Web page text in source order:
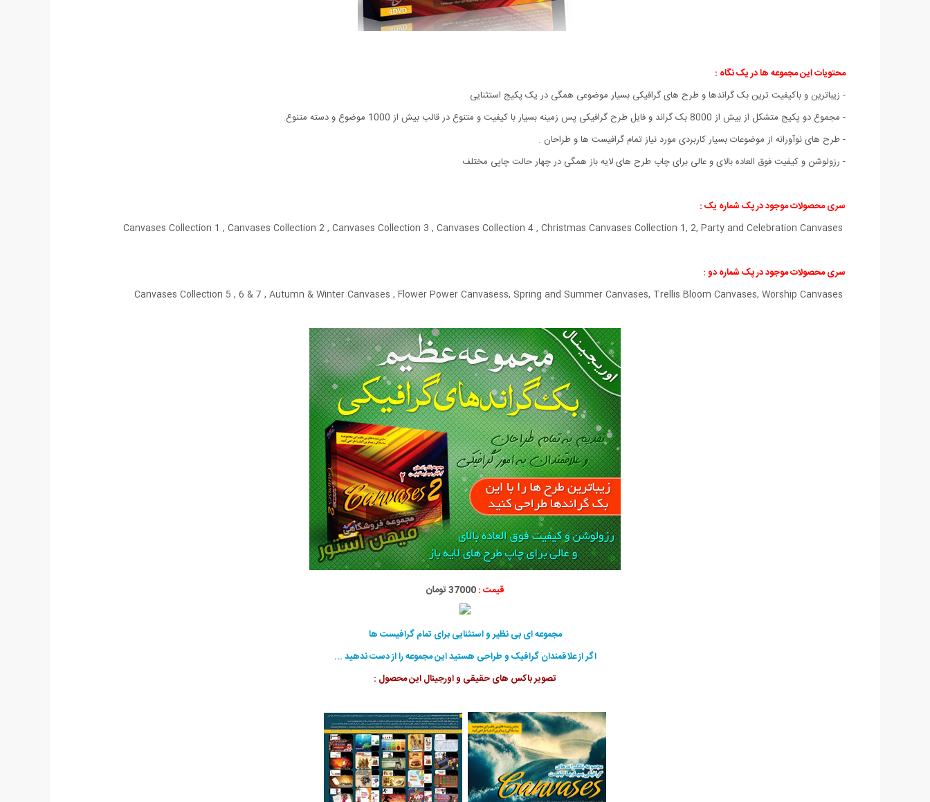
محتویات این مجموعه ها در یک نگاه :
- زیباترین و باکیفیت ترین بک گراندها و طرح های گرافیکی بسیار موضوعی همگی در یک پکیج استثنایی
- مجموع دو پکیج متشکل از بیش از 8000 بک گراند و فایل طرح گرافیکی پس زمینه بسیار با کیفیت و متنوع در قالب بیش از 1000 موضوع و دسته متنوع.
- طرح های نوآورانه از موضوعات بسیار کاربردی مورد نیاز تمام گرافیست ها و طراحان .
- رزولوشن و کیفیت فوق العاده بالای و عالی برای چاپ طرح های لایه باز همگی در چهار حالت چاپی مختلف
سری محصولات موجود در پک شماره یک :
سری محصولات موجود در پک شماره دو :
قیمت :37000 تومان
مجموعه ای بی نظیر و استثنایی برای تمام گرافیست ها
اگر از علاقمندان گرافیک و طراحی هستید این مجموعه را از دست ندهید ...
تصویر باکس های حقیقی و اورجینال این محصول :